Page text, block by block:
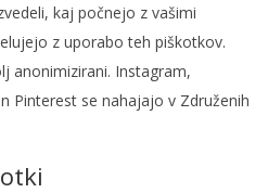
kaj počnejo z vašimi
z uporabo teh piškotkov.
anonimizirani. Instagram,
Pinterest se nahajajo v Združenih